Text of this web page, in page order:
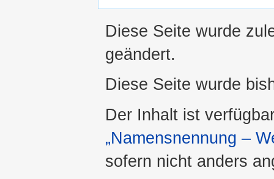
Diese Seite wurde
geändert.
Diese Seite wurde
Der Inhalt ist
„Namensnennung –
sofern nicht anders